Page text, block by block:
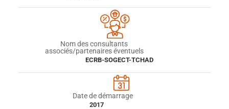
Nom des consultants
associés/partenaires éventuels
ECRB-SOGECT-TCHAD
Date de démarrage
2017